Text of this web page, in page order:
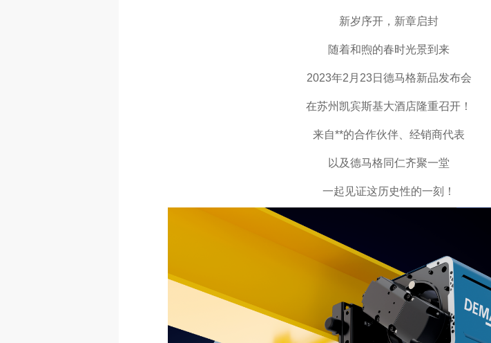
新岁序开，新章启封
随着和煦的春时光景到来
2023年2月23日德马格新品发布会
在苏州凯宾斯基大酒店隆重召开！
来自**的合作伙伴、经销商代表
以及德马格同仁齐聚一堂
一起见证这历史性的一刻！